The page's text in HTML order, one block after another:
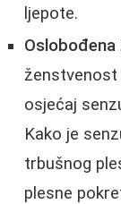
ljepote.
ženstvenost
osjećaj
Kako je
trbušnog
plesne